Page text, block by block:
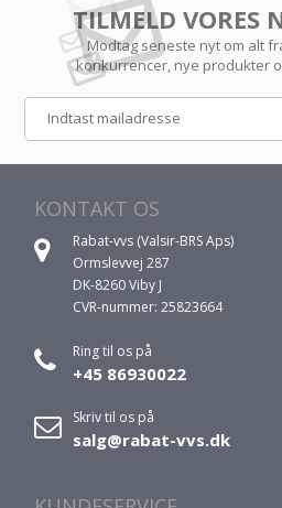
TILMELD VORES
Modtag seneste nyt om alt
konkurrencer, nye produkter
KONTAKT OS
Rabat-vvs (Valsir-BRS Aps)
Ormslevvej 287
DK-8260 Viby J
CVR-nummer: 25823664
Ring til os på
+45 86930022
Skriv til os på
salg@rabat-vvs.dk